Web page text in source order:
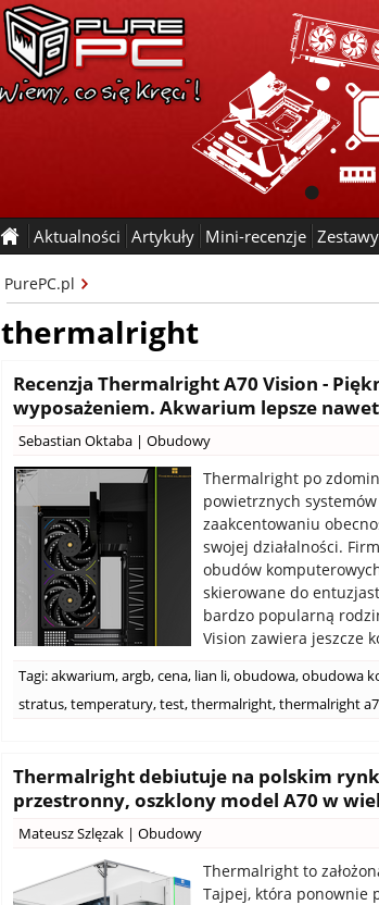
Aktualności Artykuły Mini-recenzje
PurePC.pl
thermalright
Recenzja Thermalright A70 Vision -
wyposażeniem. Akwarium lepsze
Sebastian Oktaba | Obudowy
Thermalright po
powietrznych
zaakcentowaniu
swojej działalności.
obudów
skierowane do
bardzo popularną
Vision zawiera jeszcze
Tagi:akwarium,argb,cena, lian li,obudowa,obudowa
stratus,temperatury,test,thermalright,thermalright
Thermalright debiutuje na polskim
przestronny, oszklony model A70 w
Mateusz Szlęzak | Obudowy
Thermalright to
Tajpej, która ponownie